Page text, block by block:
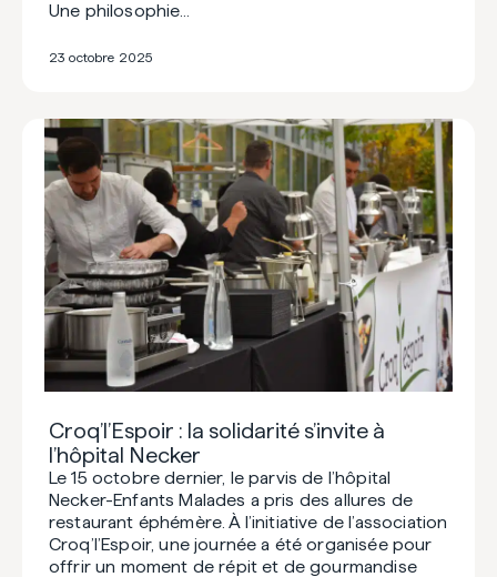
Une philosophie…
23 octobre 2025
Croq’l’Espoir : la solidarité s’invite à
l’hôpital Necker
Le 15 octobre dernier, le parvis de l’hôpital
Necker-Enfants Malades a pris des allures de
restaurant éphémère. À l’initiative de l’association
Croq’l’Espoir, une journée a été organisée pour
offrir un moment de répit et de gourmandise